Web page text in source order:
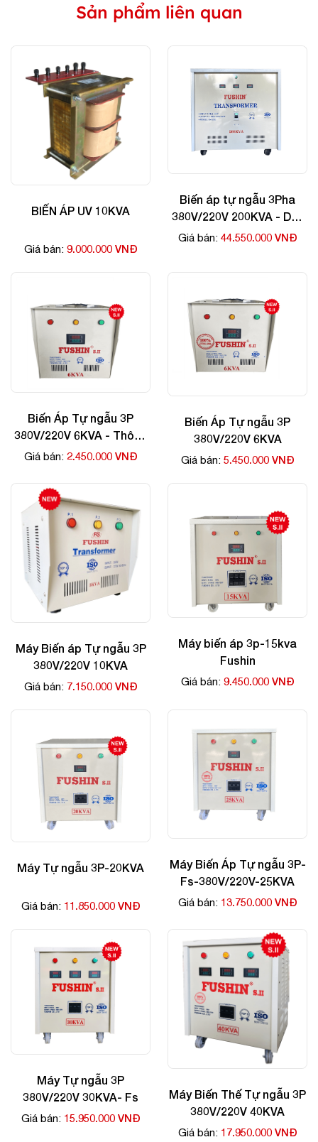
Sản phẩm liên quan
BIẾN ÁP UV 10KVA
Giá bán: 9.000.000 VNĐ
Biến áp tự ngẫu 3Pha
380V/220V 200KVA - Dây
Nhôm
Giá bán: 44.550.000 VNĐ
Biến Áp Tự ngẫu 3P
380V/220V 6KVA - Thông
Dụng
Giá bán: 2.450.000 VNĐ
Biến Áp Tự ngẫu 3P
380V/220V 6KVA
Giá bán: 5.450.000 VNĐ
Máy Biến áp Tự ngẫu 3P
380V/220V 10KVA
Giá bán: 7.150.000 VNĐ
Máy biến áp 3p-15kva
Fushin
Giá bán: 9.450.000 VNĐ
Máy Tự ngẫu 3P-20KVA
Giá bán: 11.850.000 VNĐ
Máy Biến Áp Tự ngẫu 3P-
Fs-380V/220V-25KVA
Giá bán: 13.750.000 VNĐ
Máy Tự ngẫu 3P
380V/220V 30KVA- Fs
Giá bán: 15.950.000 VNĐ
Máy Biến Thế Tự ngẫu 3P
380V/220V 40KVA
Giá bán: 17.950.000 VNĐ